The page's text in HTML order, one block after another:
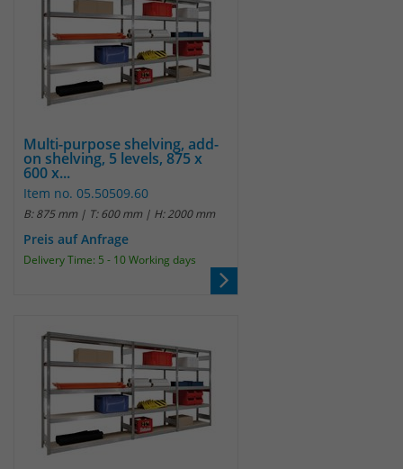
Multi-purpose shelving, add-
on shelving, 5 levels, 875 x
600 x...
Item no. 05.50509.60
B: 875 mm | T: 600 mm | H: 2000 mm
Preis auf Anfrage
Delivery Time: 5 - 10 Working days